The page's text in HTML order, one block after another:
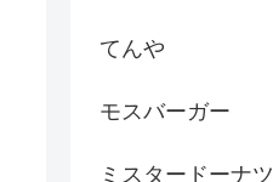
てんや
モスバーガー
ミスタードーナツ